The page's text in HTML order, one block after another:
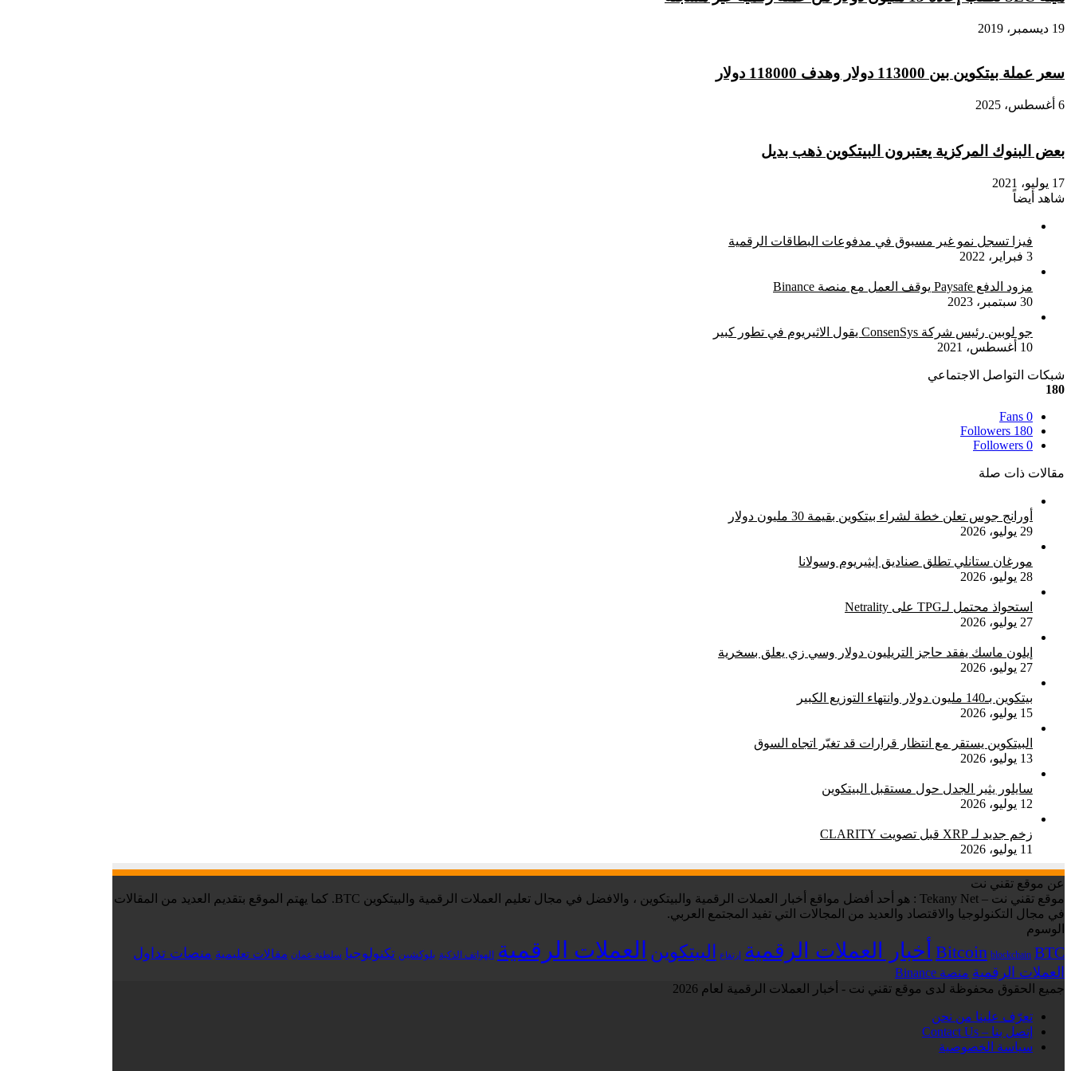
19 ديسمبر، 2019
سعر عملة بيتكوين بين 113000 دولار وهدف 118000 دولار
6 أغسطس، 2025
بعض البنوك المركزية يعتبرون البيتكوين ذهب بديل
17 يوليو، 2021
شاهد أيضاً
فيزا تسجل نمو غير مسبوق في مدفوعات البطاقات الرقمية
3 فبراير، 2022
مزود الدفع Paysafe يوقف العمل مع منصة Binance
30 سبتمبر، 2023
جو لوبين رئيس شركة ConsenSys يقول الاثيريوم في تطور كبير
10 أغسطس، 2021
شبكات التواصل الاجتماعي
180
0
Fans
180
Followers
0
Followers
مقالات ذات صلة
أورانج جوس تعلن خطة لشراء بيتكوين بقيمة 30 مليون دولار
29 يوليو، 2026
مورغان ستانلي تطلق صناديق إيثيريوم وسولانا
28 يوليو، 2026
استحواذ محتمل لـTPG على Netrality
27 يوليو، 2026
إيلون ماسك يفقد حاجز التريليون دولار وسي زي يعلق بسخرية
27 يوليو، 2026
بيتكوين بـ140 مليون دولار وانتهاء التوزيع الكبير
15 يوليو، 2026
البيتكوين يستقر مع انتظار قرارات قد تغيّر اتجاه السوق
13 يوليو، 2026
سايلور يثير الجدل حول مستقبل البيتكوين
12 يوليو، 2026
زخم جديد لـ XRP قبل تصويت CLARITY
11 يوليو، 2026
عن موقع تقني نت
موقع تقني نت – Tekany Net : هو أحد أفضل مواقع أخبار العملات الرقمية والبيتكوين ، والافضل في مجال تعليم العملات الرقمية والبيتكوين BTC. كما يهتم الموقع بتقديم العديد من المقالات
في مجال التكنولوجيا والاقتصاد والعديد من المجالات التي تفيد المجتمع العربي.
الوسوم
Bitcoin blockchain BTC أخبار العملات الرقمية ارتفاع البيتكوين العملات الرقمية الهواتف الذكية بلوكشين تكنولوجيا سلطنة عمان مقالات تعليمية منصات تداول
العملات الرقمية منصة Binance
جميع الحقوق محفوظة لدى موقع تقني نت - أخبار العملات الرقمية لعام 2026
تعرّف علينا من نحن
إتصل بنا – Contact Us
سياسة الخصوصية